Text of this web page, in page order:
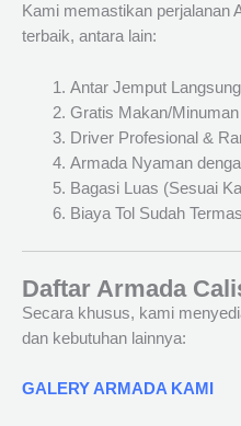
Kami memastikan perjalanan
terbaik, antara lain:
Antar Jemput
Gratis Makan/
Driver Profesional &
Armada Nyaman
Bagasi Luas (Sesuai
Biaya Tol Sudah
Daftar Armada
Secara khusus, kami
dan kebutuhan lainnya:
GALERY ARMADA KAMI